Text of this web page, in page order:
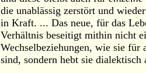
die unablässig zerstört und
in Kraft. ... Das neue, für das
Verhältnis beseitigt mithin nicht
Wechselbeziehungen, wie sie für
sind, sondern hebt sie dialektisch